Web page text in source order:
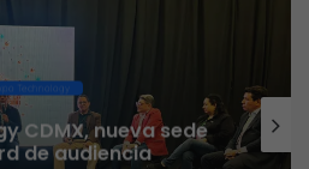
Technology
CDMX, nueva sede
de audiencia